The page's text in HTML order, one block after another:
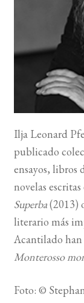
Ilja Leonard
publicado
ensayos, libros
novelas
Superba(2013)
literario más
Acantilado han
Monterosso
Foto: ©